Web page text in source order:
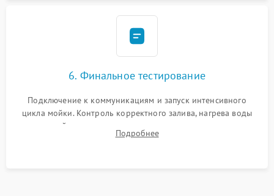
6. Финальное тестирование
Подключение к коммуникациям и запуск интенсивного
цикла мойки. Контроль корректного залива, нагрева воды
до нужной температуры, отсутствия посторонних шумов,
штатного слива и абсолютной сухости в поддоне.
Подробнее